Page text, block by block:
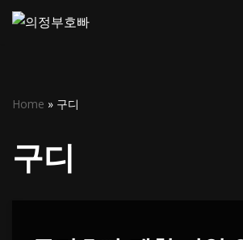
로
너
Home » 구디
구디